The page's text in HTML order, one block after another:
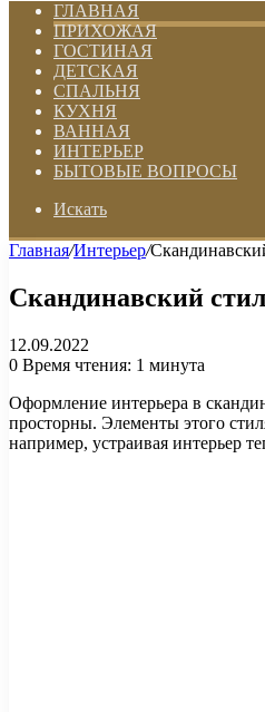
ГЛАВНАЯ
ПРИХОЖАЯ
ГОСТИНАЯ
ДЕТСКАЯ
СПАЛЬНЯ
КУХНЯ
ВАННАЯ
ИНТЕРЬЕР
БЫТОВЫЕ ВОПРОСЫ
Искать
Главная/Интерьер/
Скандинавский
12.09.2022
0 Время чтения: 1 минута
Оформление интерьера в
просторны. Элементы этого
например, устраивая интерьер